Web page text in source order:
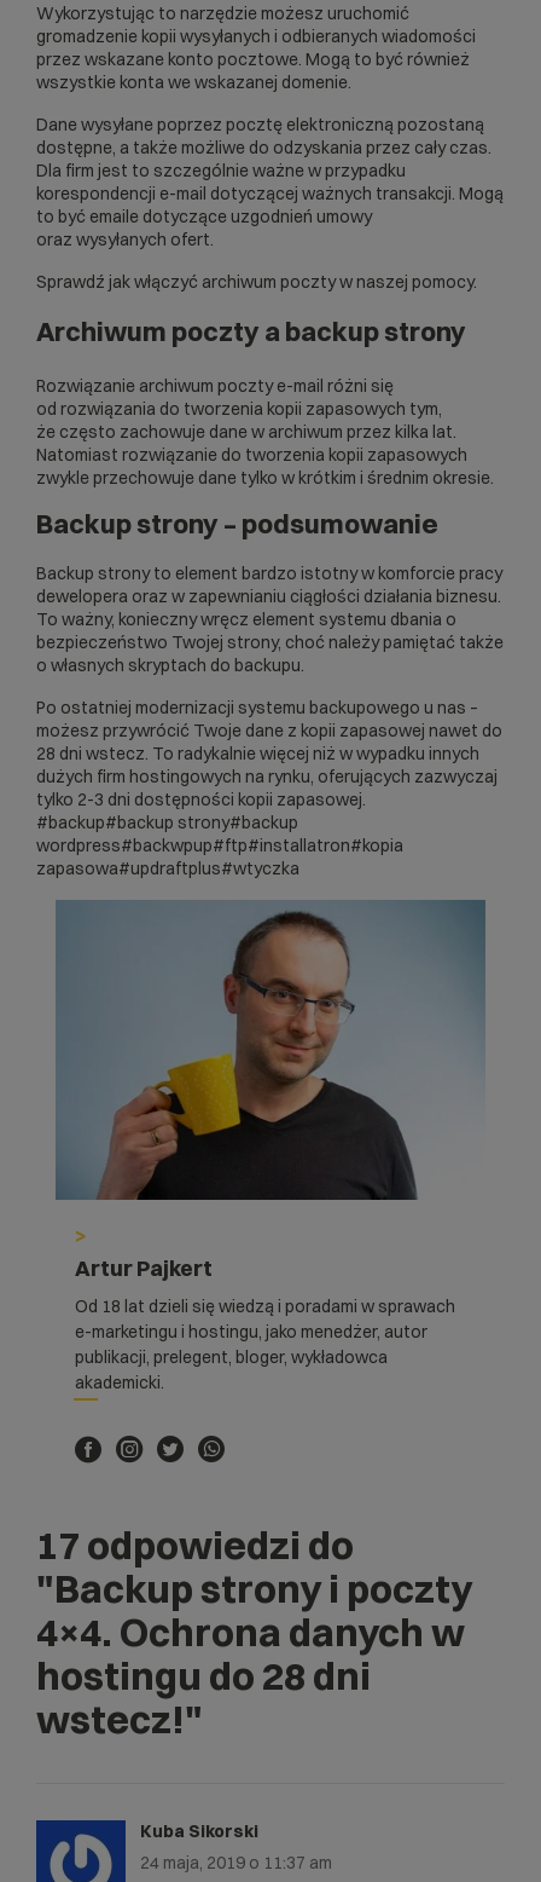
Wykorzystując to narzędzie możesz uruchomić
gromadzenie kopii wysyłanych i odbieranych wiadomości
przez wskazane konto pocztowe. Mogą to być również
wszystkie konta we wskazanej domenie.
Dane wysyłane poprzez pocztę elektroniczną pozostaną
dostępne, a także możliwe do odzyskania przez cały czas.
Dla firm jest to szczególnie ważne w przypadku
korespondencji e-mail dotyczącej ważnych transakcji. Mogą
to być emaile dotyczące uzgodnień umowy
oraz wysyłanych ofert.
Sprawdź jak włączyć archiwum poczty w naszej pomocy.
Archiwum poczty a backup strony
Rozwiązanie archiwum poczty e-mail różni się
od rozwiązania do tworzenia kopii zapasowych tym,
że często zachowuje dane w archiwum przez kilka lat.
Natomiast rozwiązanie do tworzenia kopii zapasowych
zwykle przechowuje dane tylko w krótkim i średnim okresie.
Backup strony – podsumowanie
Backup strony to element bardzo istotny w komforcie pracy
dewelopera oraz w zapewnianiu ciągłości działania biznesu.
To ważny, konieczny wręcz element systemu dbania o
bezpieczeństwo Twojej strony, choć należy pamiętać także
o własnych skryptach do backupu.
Po ostatniej modernizacji systemu backupowego u nas –
możesz przywrócić Twoje dane z kopii zapasowej nawet do
28 dni wstecz. To radykalnie więcej niż w wypadku innych
dużych firm hostingowych na rynku, oferujących zazwyczaj
tylko 2-3 dni dostępności kopii zapasowej.
#backup#backup strony#backup
wordpress#backwpup#ftp#installatron#kopia
zapasowa#updraftplus#wtyczka
>
Artur Pajkert
Od 18 lat dzieli się wiedzą i poradami w sprawach
e-marketingu i hostingu, jako menedżer, autor
publikacji, prelegent, bloger, wykładowca
akademicki.
17 odpowiedzi do
"Backup strony i poczty
4×4. Ochrona danych w
hostingu do 28 dni
wstecz!"
Kuba Sikorski
24 maja, 2019 o 11:37 am